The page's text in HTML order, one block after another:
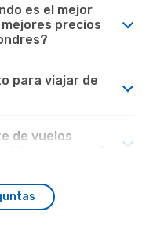
es el mejor
precios
para viajar de
de vuelos